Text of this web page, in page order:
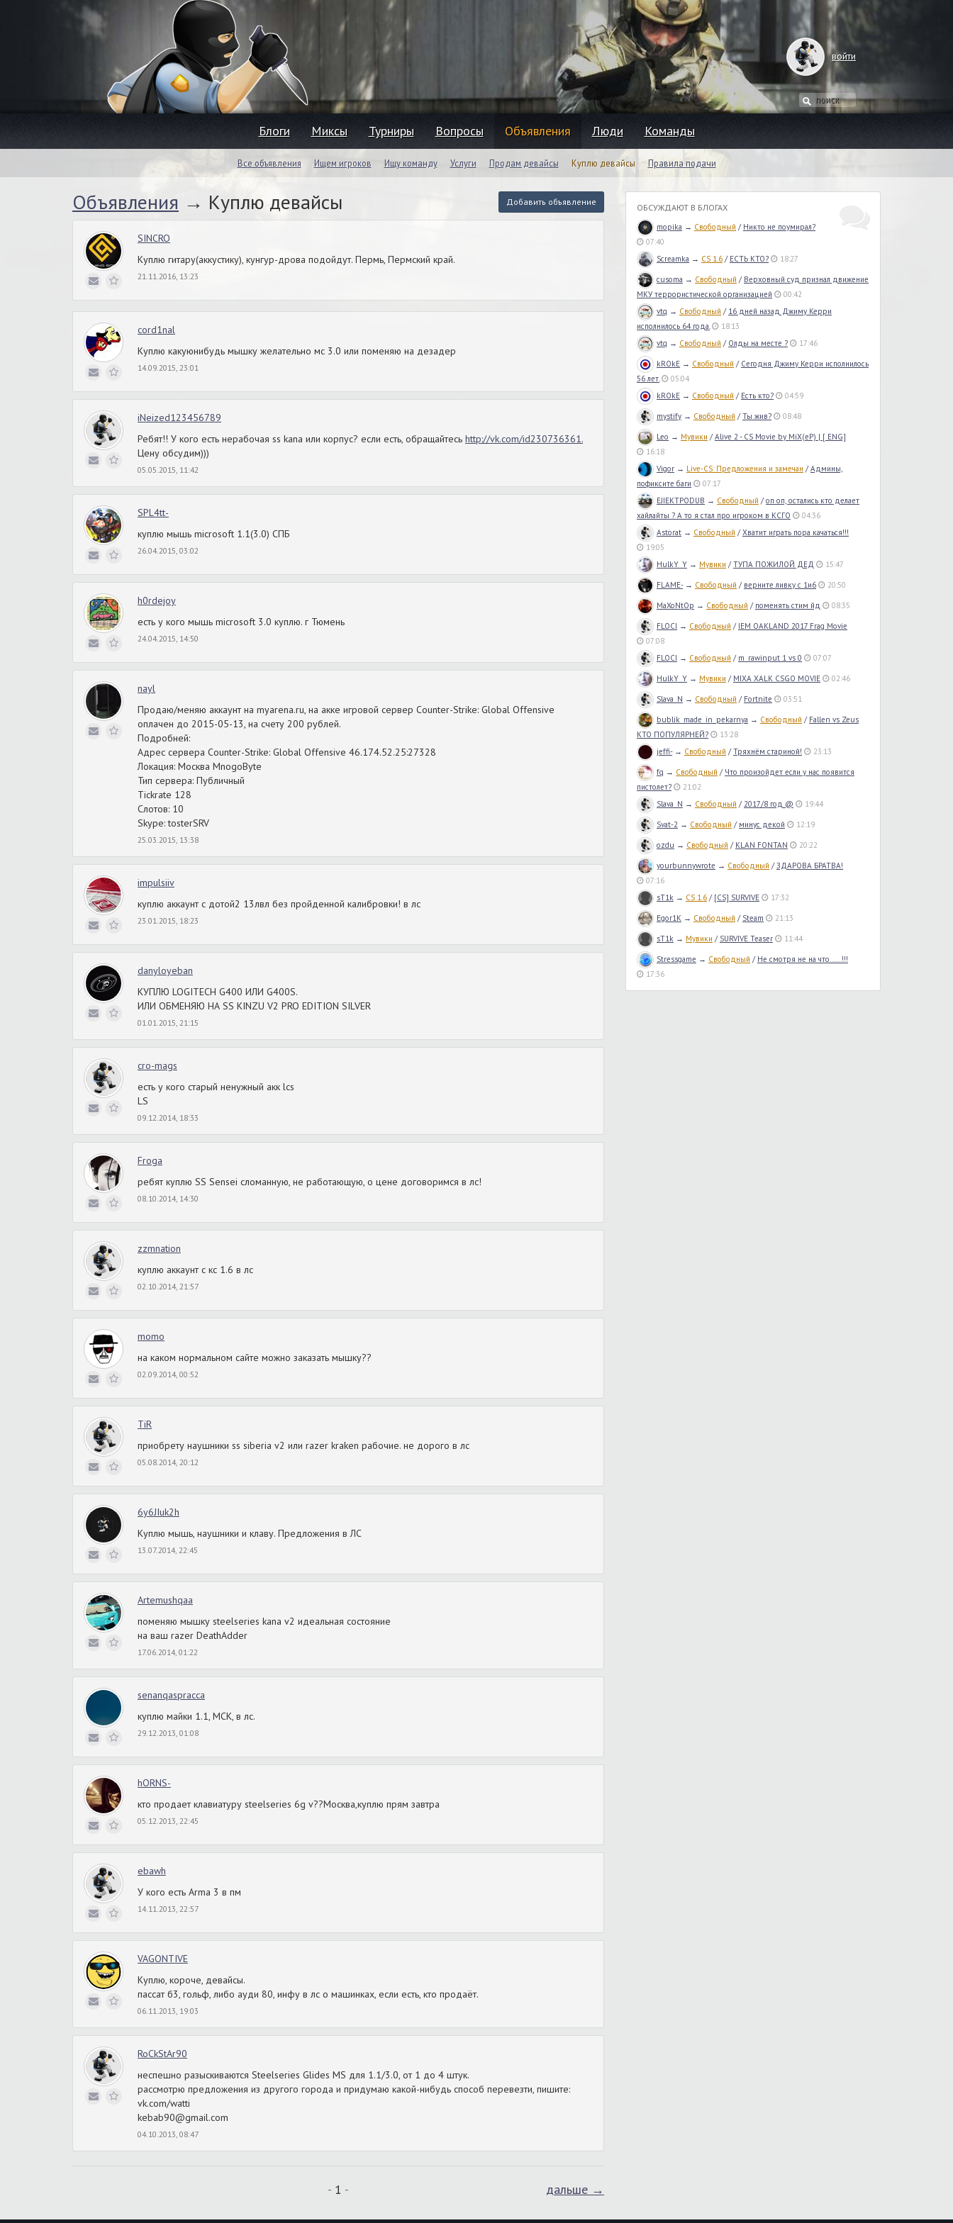
войти
Блоги Миксы Турниры Вопросы Объявления Люди Команды
Все объявления Ищем игроков Ищу команду Услуги Продам девайсы Куплю девайсы Правила подачи
Объявления → Куплю девайсы Добавить объявление
SINCRO
Куплю гитару(аккустику), кунгур-дрова подойдут. Пермь, Пермский край.
21.11.2016, 13:23
cord1nal
Куплю какуюнибудь мышку желательно мс 3.0 или поменяю на дезадер
14.09.2015, 23:01
iNeized123456789
Ребят!! У кого есть нерабочая ss kana или корпус? если есть, обращайтесь http://vk.com/id230736361.
Цену обсудим)))
05.05.2015, 11:42
SPL4tt-
куплю мышь microsoft 1.1(3.0) СПБ
26.04.2015, 03:02
h0rdejoy
есть у кого мышь microsoft 3.0 куплю. г Тюмень
24.04.2015, 14:50
nayl
Продаю/меняю аккаунт на myarena.ru, на акке игровой сервер Counter-Strike: Global Offensive
оплачен до 2015-05-13, на счету 200 рублей.
Подробней:
Адрес сервера Counter-Strike: Global Offensive 46.174.52.25:27328
Локация: Москва MnogoByte
Тип сервера: Публичный
Tickrate 128
Слотов: 10
Skype: tosterSRV
25.03.2015, 13:38
impulsiiv
куплю аккаунт с дотой2 13лвл без пройденной калибровки! в лс
23.01.2015, 18:23
danyloyeban
КУПЛЮ LOGITECH G400 ИЛИ G400S.
ИЛИ ОБМЕНЯЮ НА SS KINZU V2 PRO EDITION SILVER
01.01.2015, 21:15
cro-mags
есть у кого старый ненужный акк lcs
LS
09.12.2014, 18:33
Froga
ребят куплю SS Sensei сломанную, не работающую, о цене договоримся в лс!
08.10.2014, 14:30
zzmnation
куплю аккаунт с кс 1.6 в лс
02.10.2014, 21:57
momo
на каком нормальном сайте можно заказать мышку??
02.09.2014, 00:52
TiR
приобрету наушники ss siberia v2 или razer kraken рабочие. не дорого в лс
05.08.2014, 20:12
6y6JIuk2h
Куплю мышь, наушники и клаву. Предложения в ЛС
13.07.2014, 22:45
Artemushqaa
поменяю мышку steelseries kana v2 идеальная состояние
на ваш razer DeathAdder
17.06.2014, 01:22
senanqaspracca
куплю майки 1.1, МСК, в лс.
29.12.2013, 01:08
hORNS-
кто продает клавиатуру steelseries 6g v??Москва,куплю прям завтра
05.12.2013, 22:45
ebawh
У кого есть Arma 3 в пм
14.11.2013, 22:57
VAGONTIVE
Куплю, короче, девайсы.
пассат б3, гольф, либо ауди 80, инфу в лс о машинках, если есть, кто продаёт.
06.11.2013, 19:03
RoCkStAr90
неспешно разыскиваются Steelseries Glides MS для 1.1/3.0, от 1 до 4 штук.
рассмотрю предложения из другого города и придумаю какой-нибудь способ перевезти, пишите:
vk.com/watti
kebab90@gmail.com
04.10.2013, 08:47
1 дальше →
ОБСУЖДАЮТ В БЛОГАХ
mopika → Свободный / Никто не поумирал?
07:40
Screamka → CS 1.6 / ЕСТЬ КТО? 18:27
cusoma → Свободный / Верховный суд признал движение
МКУ террористической организацией
00:42
vtq → Свободный / 16 дней назад Джиму Керри
исполнилось 64 года.
18:13
vtq → Свободный / Олды на месте ? 17:46
kROkE → Свободный / Сегодня Джиму Керри исполнилось
56 лет.
05:04
kROkE → Свободный / Есть кто? 04:59
mystify → Свободный /Ты жив? 08:48
Leo → Мувики /Alive 2 - CS Movie by MiX(eP) | [ ENG]
16:18
Vigor → Live-CS: Предложения и замечан /Админы,
пофиксите баги
07:17
EJIEKTPODUB → Свободный /оп оп, остались кто делает
хайлайты ? А то я стал про игроком в КСГО
04:36
Astorat → Свободный /Хватит играть пора качаться!!!
19:05
HulkY_Y → Мувики /ТУПА ПОЖИЛОЙ ДЕД 15:47
FLAME-→ Свободный / верните ливку с 1и6 20:50
MaXoNtOp → Свободный / поменять стим йд 08:35
FLOCI → Свободный / IEM OAKLAND 2017 Frag Movie
07:08
FLOCI → Свободный / m_rawinput 1 vs 0 07:07
HulkY_Y → Мувики / MIXA XALK CSGO MOVIE 02:46
Slava_N → Свободный / Fortnite 03:51
bublik_made_in_pekarnya → Свободный / Fallen vs Zeus
КТО ПОПУЛЯРНЕЙ?
13:28
jeffi-→ Свободный /Тряхнём стариной! 23:13
fq → Свободный / Что произойдет если у нас появится
пистолет?
21:02
Slava_N → Свободный / 2017/8 год @ 19:44
Svat-2 → Свободный / минус декой 12:19
ozdu → Свободный / KLAN FONTAN 20:22
yourbunnywrote → Свободный /ЗДАРОВА БРАТВА!
07:16
sT1k → CS 1.6 / [CS] SURVIVE 17:32
Egor1K → Свободный / Steam 21:13
sT1k → Мувики / SURVIVE Teaser 11:44
Stressgame → Свободный / Не смотря не на что......!!!
17:36